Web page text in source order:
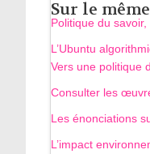
Sur le
Politique du
L’Ubuntu
Vers une politique
Consulter les
Les énonciations
L’impact